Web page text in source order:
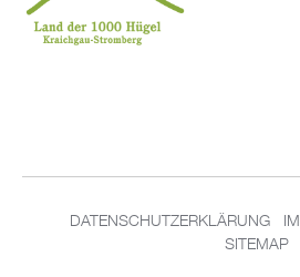
DA­TEN­SCHUT­Z­ER­KLÄ­RUNG
SITEMAP